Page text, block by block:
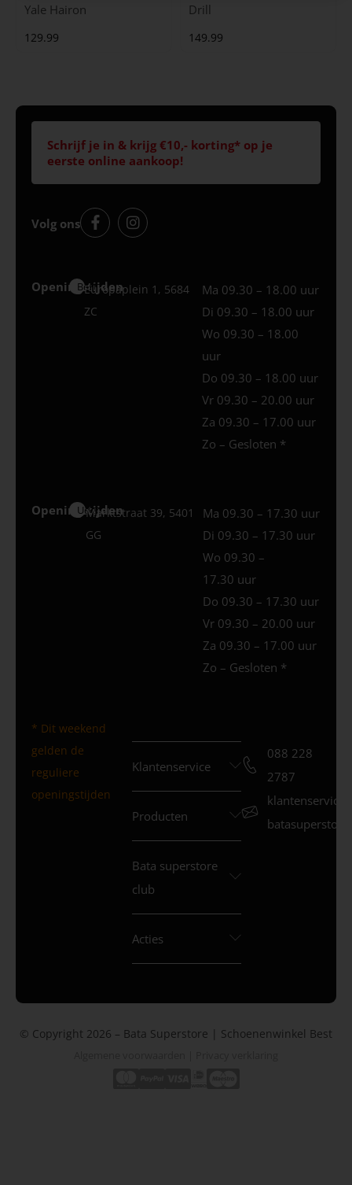
Yale Hairon
129.99
Drill
149.99
Schrijf je in & krijg €10,- korting* op je
eerste online aankoop!
Volg ons
Openingstijden
Best
Europaplein 1, 5684
ZC
Ma 09.30 – 18.00 uur
Di 09.30 – 18.00 uur
Wo 09.30 – 18.00
uur
Do 09.30 – 18.00 uur
Vr 09.30 – 20.00 uur
Za 09.30 – 17.00 uur
Zo – Gesloten *
Openingstijden
Uden
Marktstraat 39, 5401
GG
Ma 09.30 – 17.30 uur
Di 09.30 – 17.30 uur
Wo 09.30 –
17.30 uur
Do 09.30 – 17.30 uur
Vr 09.30 – 20.00 uur
Za 09.30 – 17.00 uur
Zo – Gesloten *
* Dit weekend
gelden de
reguliere
openingstijden
Klantenservice
Producten
Bata superstore
club
Acties
088 228
2787
© Copyright 2026 – Bata Superstore | Schoenenwinkel Best